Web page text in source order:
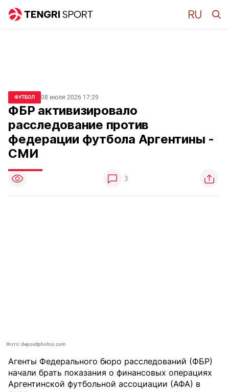
ФУТБОЛ 08 июля 2026 17:29
ФБР активизировало
расследование против
федерации футбола Аргентины -
СМИ
3
Фото: depositphotos.com
Агенты Федерального бюро расследований (ФБР)
начали брать показания о финансовых операциях
Аргентинской футбольной ассоциации (АФА) в